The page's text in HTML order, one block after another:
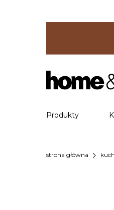
Produkty
strona główna chevron_right